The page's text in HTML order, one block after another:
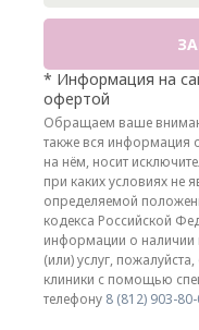
* Информация на
офертой
Обращаем ваше
также вся информация
на нём, носит
при каких условиях не
определяемой
кодекса Российской
информации о наличии
(или) услуг,
клиники с помощью
телефону 8 (812) 903-